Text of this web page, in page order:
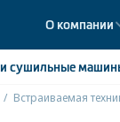
О компании
и сушильные
Встраиваемая